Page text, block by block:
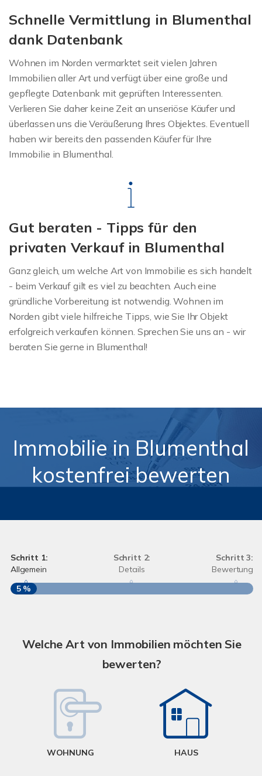
Schnelle Vermittlung in Blumenthal
dank Datenbank
Wohnen im Norden vermarktet seit vielen Jahren
Immobilien aller Art und verfügt über eine große und
gepflegte Datenbank mit geprüften Interessenten.
Verlieren Sie daher keine Zeit an unseriöse Käufer und
überlassen uns die Veräußerung Ihres Objektes. Eventuell
haben wir bereits den passenden Käufer für Ihre
Immobilie in Blumenthal.
Gut beraten - Tipps für den
privaten Verkauf in Blumenthal
Ganz gleich, um welche Art von Immobilie es sich handelt
- beim Verkauf gilt es viel zu beachten. Auch eine
gründliche Vorbereitung ist notwendig. Wohnen im
Norden gibt viele hilfreiche Tipps, wie Sie Ihr Objekt
erfolgreich verkaufen können. Sprechen Sie uns an - wir
beraten Sie gerne in Blumenthal!
Immobilie in Blumenthal
kostenfrei bewerten
Schritt 1:
Allgemein
Schritt 2:
Details
Schritt 3:
Bewertung
5 %
Welche Art von Immobilien möchten Sie
bewerten?
WOHNUNG HAUS